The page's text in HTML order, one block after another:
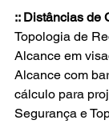
:: Distâncias de
Topologia de
Alcance em
Alcance com
cálculo para
Segurança e